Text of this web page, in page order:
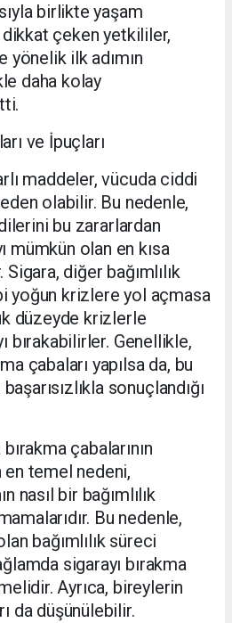
birlikte yaşam
dikkat çeken yetkililer,
yönelik ilk adımın
daha kolay
ve İpuçları
maddeler, vücuda ciddi
olabilir. Bu nedenle,
bu zararlardan
mümkün olan en kısa
Sigara, diğer bağımlılık
yoğun krizlere yol açmasa
düzeyde krizlerle
bırakabilirler. Genellikle,
çabaları yapılsa da, bu
sonuçlandığı
çabalarının
en temel nedeni,
nasıl bir bağımlılık
Bu nedenle,
bağımlılık süreci
sigarayı bırakma
Ayrıca, bireylerin
da düşünülebilir.